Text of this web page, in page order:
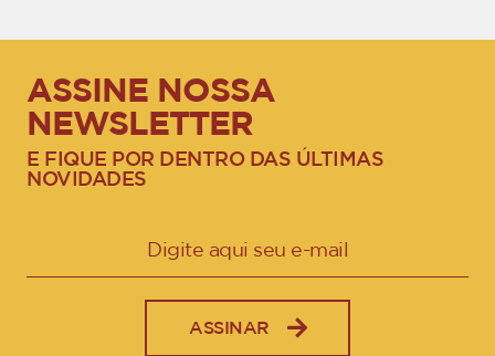
ASSINE NOSSA
NEWSLETTER
E FIQUE POR DENTRO DAS ÚLTIMAS
NOVIDADES
ASSINAR